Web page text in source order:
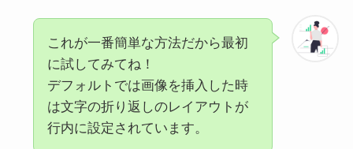
これが一番簡単な方法だから最初
に試してみてね！
デフォルトでは画像を挿入した時
は文字の折り返しのレイアウトが
行内に設定されています。